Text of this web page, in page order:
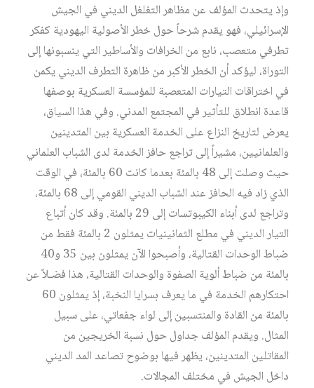
وإذ يتحدث المؤلف عن مظاهر التغلغل الديني في الجيش
الإسرائيلي، فهو يقدم شرحاً حول خطر الأصولية اليهودية كفكر
تطرفي متعصب، نابع من الخرافات والأساطير التي ينسبونها إلى
التوراة، ليؤكد أن الخطر الأكبر من ظاهرة التطرف الديني يكمن
في اختراقات التيارات المتعصبة للمؤسسة العسكرية بوصفها
قاعدة انطلاق للتأثير في المجتمع المدني. وفي هذا السياق،
يعرض لتاريخ النزاع على الخدمة العسكرية بين المتدينين
والعلمانيين، مشيراً إلى تراجع حافز الخدمة لدى الشباب العلماني
حيث وصلت إلى 48 بالمئة بعدما كانت 60 بالمئة، في الوقت
الذي زاد فيه الحافز عند الشباب الديني القومي إلى 68 بالمئة،
وتراجع لدى أبناء الكيبوتسات إلى 29 بالمئة. وقد كان أتباع
التيار الديني في مطلع الثمانينيات يمثلون 2 بالمئة فقط من
ضباط الوحدات القتالية، وأصبحوا الآن يمثلون بين 35 و40
بالمئة من ضباط ألوية الصفوة والوحدات القتالية، هذا فضـلاً عن
احتكارهم الخدمة في ما يعرف بسرايا النخبة، إذ يمثلون 60
بالمئة من القادة والمنتسبين إلى لواء جفعاتي، على سبيل
المثال. ويقدم المؤلف جداول حول نسبة الخريجين من
المقاتلين المتدينين، يظهر فيها بوضوح تصاعد المد الديني
داخل الجيش في مختلف المجالات.